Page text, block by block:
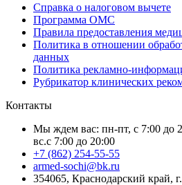
Справка о налоговом вычете
Программа ОМС
Правила предоставления
Политика в отношении
данных
Политика рекламно-
Рубрикатор клинических
Контакты
Мы ждем вас: пн-пт, с 7:00 до
вс.с 7:00 до 20:00
+7 (862) 254-55-55
armed-sochi@bk.ru
354065, Краснодарский край,